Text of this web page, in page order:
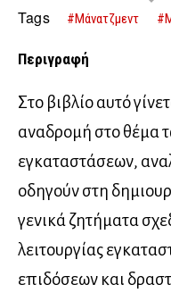
Tags #Μάνατζμεντ
Περιγραφή
Στο βιβλίο αυτό
αναδρομή στο θέμα
εγκαταστάσεων,
οδηγούν στη
γενικά ζητήματα
λειτουργίας
επιδόσεων και